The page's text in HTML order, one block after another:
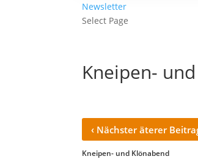
Newsletter
Select Page
Kneipen-
‹ Nächster äterer
Kneipen- und Klönabend